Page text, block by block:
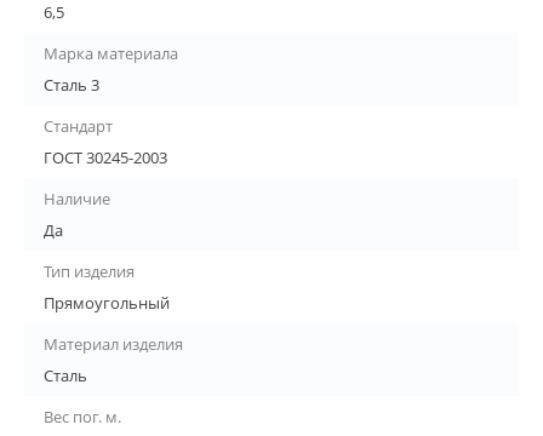
6,5
Марка материала
Сталь 3
Стандарт
ГОСТ 30245-2003
Наличие
Да
Тип изделия
Прямоугольный
Материал изделия
Сталь
Вес пог. м.